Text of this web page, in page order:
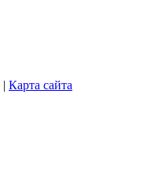
| Карта сайта